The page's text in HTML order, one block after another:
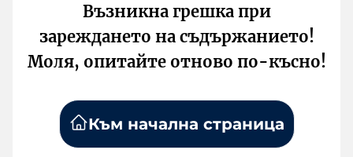
Възникна грешка при
зареждането на съдържанието!
Моля, опитайте отново по-късно!
Към начална страница